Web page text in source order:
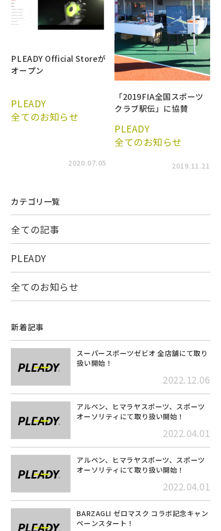
2020.07.05
PLEADY Official Storeが
オープン
PLEADY
全てのお知らせ
2019.11.21
「2019FIA全国スポーツ
クラブ駅伝」に協賛
PLEADY
全てのお知らせ
カテゴリ一覧
全ての記事
PLEADY
全てのお知らせ
新着記事
スーパースポーツゼビオ 全店舗にて取り
扱い開始！
2022.12.06
アルペン、ヒマラヤスポーツ、スポーツ
オーソリティにて取り扱い開始！
2022.04.01
アルペン、ヒマラヤスポーツ、スポーツ
オーソリティにて取り扱い開始！
2022.04.01
BARZAGLI ゼロマスク コラボ記念キャン
ペーンスタート！